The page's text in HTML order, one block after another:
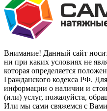
Внимание! Данный сайт
ни при каких условиях не
которая определяется
Гражданского кодекса РФ.
информации о наличии и
(или) услуг, пожалуйста,
Или мы сами свяжемся с